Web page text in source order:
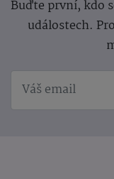
Buďte první, kdo
událostech.